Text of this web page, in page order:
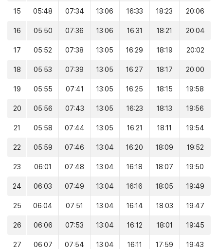
15 05:48 07:34 13:06 16:33 18:23 20:06
16 05:50 07:36 13:06 16:31 18:21 20:04
17 05:52 07:38 13:05 16:29 18:19 20:02
18 05:53 07:39 13:05 16:27 18:17 20:00
19 05:55 07:41 13:05 16:25 18:15 19:58
20 05:56 07:43 13:05 16:23 18:13 19:56
21 05:58 07:44 13:05 16:21 18:11 19:54
22 05:59 07:46 13:04 16:20 18:09 19:52
23 06:01 07:48 13:04 16:18 18:07 19:50
24 06:03 07:49 13:04 16:16 18:05 19:49
25 06:04 07:51 13:04 16:14 18:03 19:47
26 06:06 07:53 13:04 16:12 18:01 19:45
27 06:07 07:54 13:04 16:11 17:59 19:43